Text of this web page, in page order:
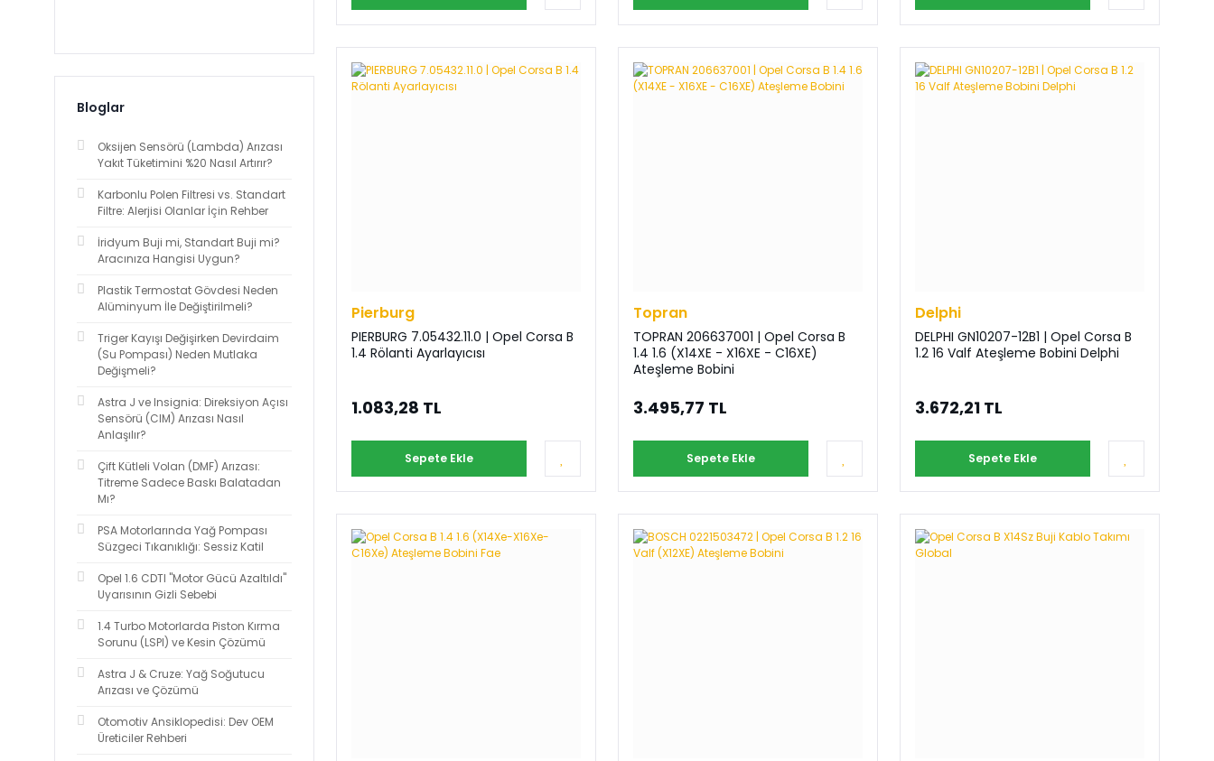
Bloglar
Oksijen Sensörü (Lambda) Arızası
Yakıt Tüketimini %20 Nasıl Artırır?
Karbonlu Polen Filtresi vs. Standart
Filtre: Alerjisi Olanlar İçin Rehber
İridyum Buji mi, Standart Buji mi?
Aracınıza Hangisi Uygun?
Plastik Termostat Gövdesi Neden
Alüminyum İle Değiştirilmeli?
Triger Kayışı Değişirken Devirdaim
(Su Pompası) Neden Mutlaka
Değişmeli?
Astra J ve Insignia: Direksiyon Açısı
Sensörü (CIM) Arızası Nasıl
Anlaşılır?
Çift Kütleli Volan (DMF) Arızası:
Titreme Sadece Baskı Balatadan
Mı?
PSA Motorlarında Yağ Pompası
Süzgeci Tıkanıklığı: Sessiz Katil
Opel 1.6 CDTI "Motor Gücü Azaltıldı"
Uyarısının Gizli Sebebi
1.4 Turbo Motorlarda Piston Kırma
Sorunu (LSPI) ve Kesin Çözümü
Astra J & Cruze: Yağ Soğutucu
Arızası ve Çözümü
Otomotiv Ansiklopedisi: Dev OEM
Üreticiler Rehberi
Pierburg
PIERBURG 7.05432.11.0 | Opel Corsa B
1.4 Rölanti Ayarlayıcısı
1.083,28 TL
Sepete Ekle
Topran
TOPRAN 206637001 | Opel Corsa B
1.4 1.6 (X14XE - X16XE - C16XE)
Ateşleme Bobini
3.495,77 TL
Sepete Ekle
Delphi
DELPHI GN10207-12B1 | Opel Corsa B
1.2 16 Valf Ateşleme Bobini Delphi
3.672,21 TL
Sepete Ekle